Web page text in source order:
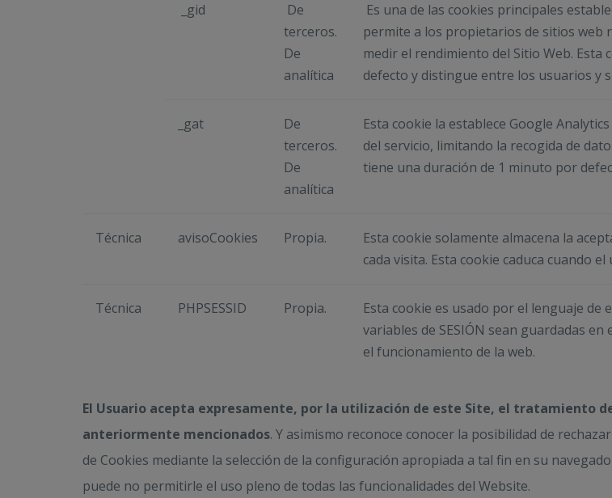
_gid
De
terceros.
De
analítica
Es una de las cookies principales
permite a los propietarios de sitios
medir el rendimiento del Sitio Web.
defecto y distingue entre los usuarios y
_gat
De
terceros.
De
analítica
Esta cookie la establece Google
del servicio, limitando la recogida de
tiene una duración de 1 minuto por
Técnica avisoCookies Propia.
Esta cookie solamente almacena la
cada visita. Esta cookie caduca cuando
Técnica PHPSESSID Propia.
Esta cookie es usado por el lenguaje
variables de SESIÓN sean guardadas
el funcionamiento de la web.
El Usuario acepta expresamente, por la utilización de este Site, el tratamiento
anteriormente mencionados. Y asimismo reconoce conocer la posibilidad de
de Cookies mediante la selección de la configuración apropiada a tal fin en su
puede no permitirle el uso pleno de todas las funcionalidades del Website.